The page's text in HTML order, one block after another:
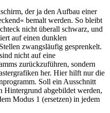
der ja den Aufbau einer
bemalt werden. So bleibt
nicht überall schwarz, und
auf einen dunklen
zwangsläufig gesprenkelt.
nicht auf eine
zurückzuführen, sondern
her. Hier hilft nur die
Soll ein Ausschnitt
Hintergrund abgebildet werden,
Modus 1 (ersetzen) in jedem